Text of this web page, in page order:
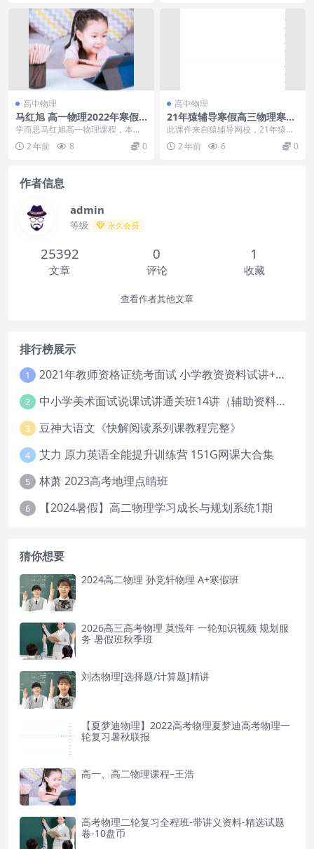
高中物理
马红旭 高一物理2022年寒假
目标S班课程
学而思马红旭高一物理课程，本课
程共4.6G，VIP会员可通过百度网盘
转存下载或者...
2 年前 8 0
高中物理
21年猿辅导寒假高三物理寒假
宁致远（清北）视频课程
此课件来自猿辅导网校，21年猿辅
导寒假高三物理寒假宁致远（清
北）视频课程。主讲宁...
2 年前 6 0
作者信息
admin
等级 永久会员
25392
文章
0
评论
1
收藏
查看作者其他文章
排行榜展示
1 2021年教师资格证统考面试 小学教资资料试讲+答辩
2 中小学美术面试说课试讲通关班14讲（辅助资料第一套）
3 豆神大语文《快解阅读系列课教程完整》
4 艾力 原力英语全能提升训练营 151G网课大合集
5 林萧 2023高考地理点睛班
6 【2024暑假】高二物理学习成长与规划系统1期
猜你想要
2024高二物理 孙竞轩物理 A+寒假班
2026高三高考物理 莫慌年 一轮知识视频 规划服
务 暑假班秋季班
刘杰物理[选择题/计算题]精讲
【夏梦迪物理】2022高考物理夏梦迪高考物理一
轮复习暑秋联报
高一、高二物理课程–王浩
高考物理二轮复习全程班-带讲义资料-精选试题
卷-10盘币